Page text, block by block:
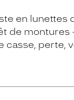
en lunettes
de montures
casse, perte,